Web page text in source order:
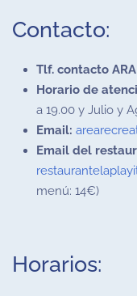
Contacto:
Tlf. contacto
Horario de
a 19.00 y Julio y
Email:
Email del
menú: 14€)
Horarios: